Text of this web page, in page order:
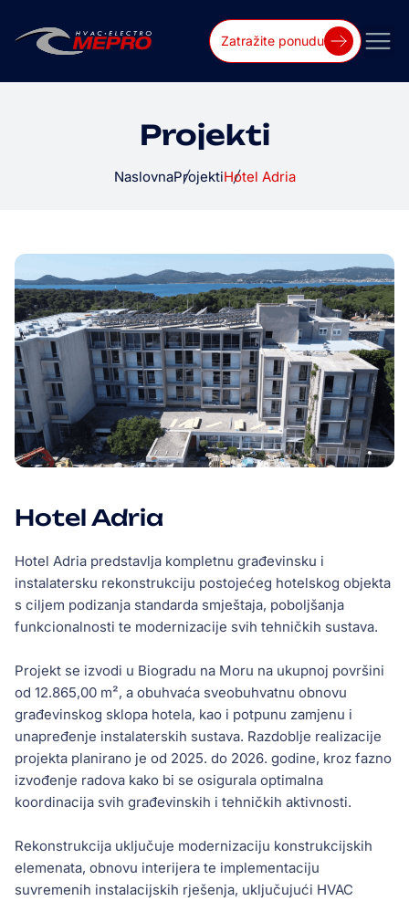
Zatražite ponudu
Projekti
NaslovnaProjektiHotel Adria
Hotel Adria
Hotel Adria predstavlja kompletnu građevinsku i
instalatersku rekonstrukciju postojećeg hotelskog objekta
s ciljem podizanja standarda smještaja, poboljšanja
funkcionalnosti te modernizacije svih tehničkih sustava.
Projekt se izvodi u Biogradu na Moru na ukupnoj površini
od 12.865,00 m², a obuhvaća sveobuhvatnu obnovu
građevinskog sklopa hotela, kao i potpunu zamjenu i
unapređenje instalaterskih sustava. Razdoblje realizacije
projekta planirano je od 2025. do 2026. godine, kroz fazno
izvođenje radova kako bi se osigurala optimalna
koordinacija svih građevinskih i tehničkih aktivnosti.
Rekonstrukcija uključuje modernizaciju konstrukcijskih
elemenata, obnovu interijera te implementaciju
suvremenih instalacijskih rješenja, uključujući HVAC